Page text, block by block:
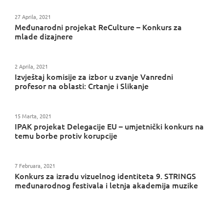
Međunarodni projekat ReCulture – Konkurs za
mlade dizajnere
27 Aprila, 2021
Izvještaj komisije za izbor u zvanje Vanredni
profesor na oblasti: Crtanje i Slikanje
2 Aprila, 2021
IPAK projekat Delegacije EU – umjetnički konkurs na
temu borbe protiv korupcije
15 Marta, 2021
Konkurs za izradu vizuelnog identiteta 9. STRINGS
međunarodnog festivala i letnja akademija muzike
7 Februara, 2021